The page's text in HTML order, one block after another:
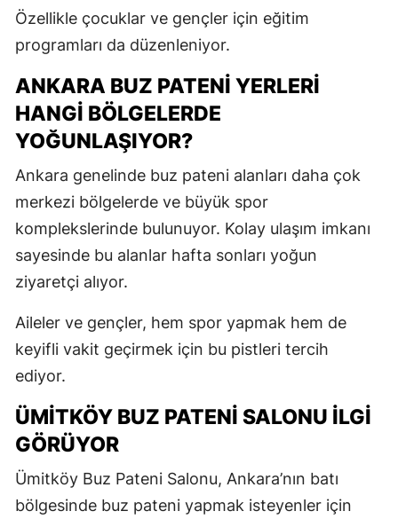
Özellikle çocuklar ve gençler için eğitim
programları da düzenleniyor.
ANKARA BUZ PATENI YERLERI
HANGI BÖLGELERDE
YOĞUNLAŞIYOR?
Ankara genelinde buz pateni alanları daha çok
merkezi bölgelerde ve büyük spor
komplekslerinde bulunuyor. Kolay ulaşım imkanı
sayesinde bu alanlar hafta sonları yoğun
ziyaretçi alıyor.
Aileler ve gençler, hem spor yapmak hem de
keyifli vakit geçirmek için bu pistleri tercih
ediyor.
ÜMITKÖY BUZ PATENI SALONU İLGI
GÖRÜYOR
Ümitköy Buz Pateni Salonu, Ankara’nın batı
bölgesinde buz pateni yapmak isteyenler için